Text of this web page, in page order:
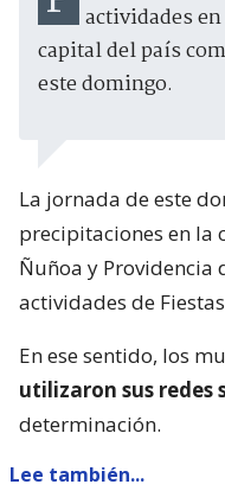
actividades
capital del país
este domingo.
La jornada de este
precipitaciones en la
Ñuñoa y Providencia
actividades de
En ese sentido, los
utilizaron sus redes
determinación.
Lee también...